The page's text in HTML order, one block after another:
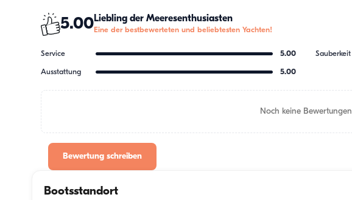
5.00Liebling der Meeresenthusiasten
Eine der bestbewerteten und beliebtesten Yachten!
Service 5.00 Sauberkeit
Ausstattung 5.00
Noch keine Bewertungen
Bewertung schreiben
Bootsstandort